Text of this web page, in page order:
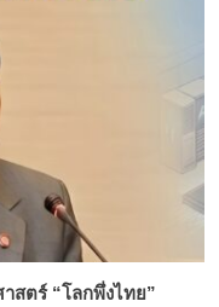
สตร์ “โลกพึ่งไทย”